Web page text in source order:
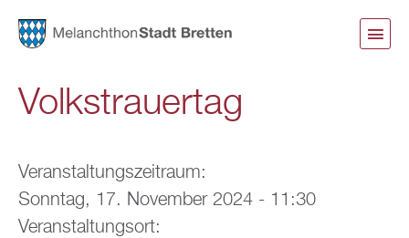
Volkstrauertag
Veranstaltungszeitraum:
Sonntag, 17. November 2024 - 11:30
Veranstaltungsort: